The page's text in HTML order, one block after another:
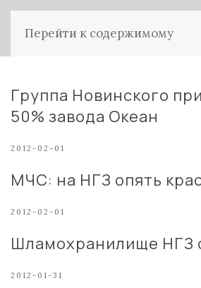
Перейти к содержимому
Группа Новинского
50% завода Океан
2012-02-01
МЧС: на НГЗ опять
2012-02-01
Шламохранилище НГЗ
2012-01-31